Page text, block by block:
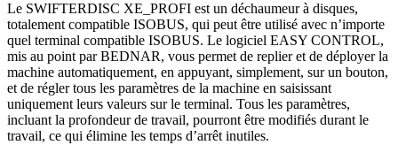
Le SWIFTERDISC XE_PROFI est un déchaumeur à disques,
totalement compatible ISOBUS, qui peut être utilisé avec n’importe
quel terminal compatible ISOBUS. Le logiciel EASY CONTROL,
mis au point par BEDNAR, vous permet de replier et de déployer la
machine automatiquement, en appuyant, simplement, sur un bouton,
et de régler tous les paramètres de la machine en saisissant
uniquement leurs valeurs sur le terminal. Tous les paramètres,
incluant la profondeur de travail, pourront être modifiés durant le
travail, ce qui élimine les temps d’arrêt inutiles.